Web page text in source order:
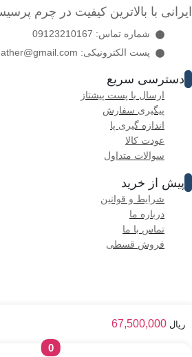
ایرانی با بالاترین کیفیت در چرم
شماره تماس: 09123210167
پست الکترونیکی: persisleather@gmail.com
دسترسی سریع
ارسال با پست پیشتاز
پیگیری سفارش
اندازه گیری پا
عودت کالا
سوالات متداول
پیش از خرید
شرایط و قوانین
درباره ما
تماس با ما
فروش قسطی
تمام حقوق متعلق به «چرم
67,500,000 ریال
0